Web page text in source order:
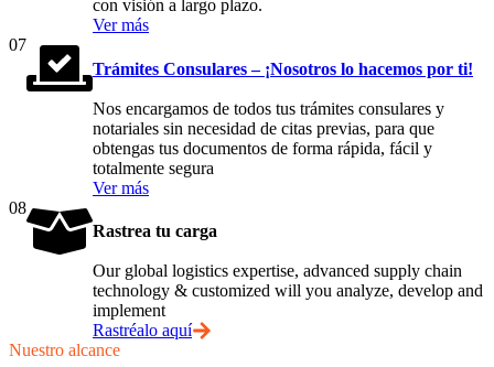
con visión a largo plazo.
Ver más
07
Trámites Consulares – ¡Nosotros lo hacemos por ti!
Nos encargamos de todos tus trámites consulares y
notariales sin necesidad de citas previas, para que
obtengas tus documentos de forma rápida, fácil y
totalmente segura
Ver más
08
Rastrea tu carga
Our global logistics expertise, advanced supply chain
technology & customized will you analyze, develop and
implement
Rastréalo aquí
Nuestro alcance